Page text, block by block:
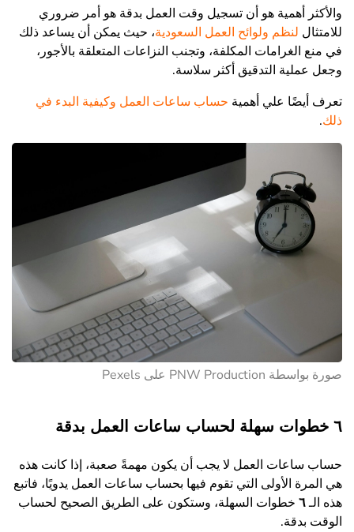
والأكثر أهمية هو أن تسجيل وقت العمل بدقة هو أمر ضروري
للامتثال لنظم ولوائح العمل السعودية، حيث يمكن أن يساعد ذلك
في منع الغرامات المكلفة، وتجنب النزاعات المتعلقة بالأجور،
وجعل عملية التدقيق أكثر سلاسة.
تعرف أيضًا علي أهمية حساب ساعات العمل وكيفية البدء في
ذلك.
صورة بواسطة PNW Production على Pexels
٦ خطوات سهلة لحساب ساعات العمل بدقة
حساب ساعات العمل لا يجب أن يكون مهمةً صعبة، إذا كانت هذه
هي المرة الأولى التي تقوم فيها بحساب ساعات العمل يدويًا، فاتبع
هذه الـ٦ خطوات السهلة، وستكون على الطريق الصحيح لحساب
الوقت بدقة.